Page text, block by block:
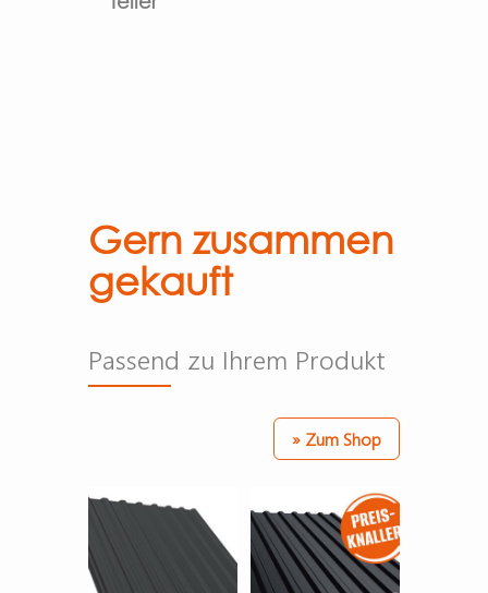
Gern zusammen
gekauft
Passend zu Ihrem Produkt
» Zum Shop